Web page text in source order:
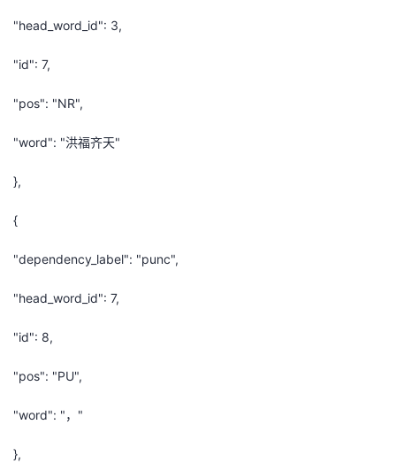
"head_word_id": 3,
"id": 7,
"pos": "NR",
"word": "洪福齐天"
},
{
"dependency_label": "punc",
"head_word_id": 7,
"id": 8,
"pos": "PU",
"word": "，"
},